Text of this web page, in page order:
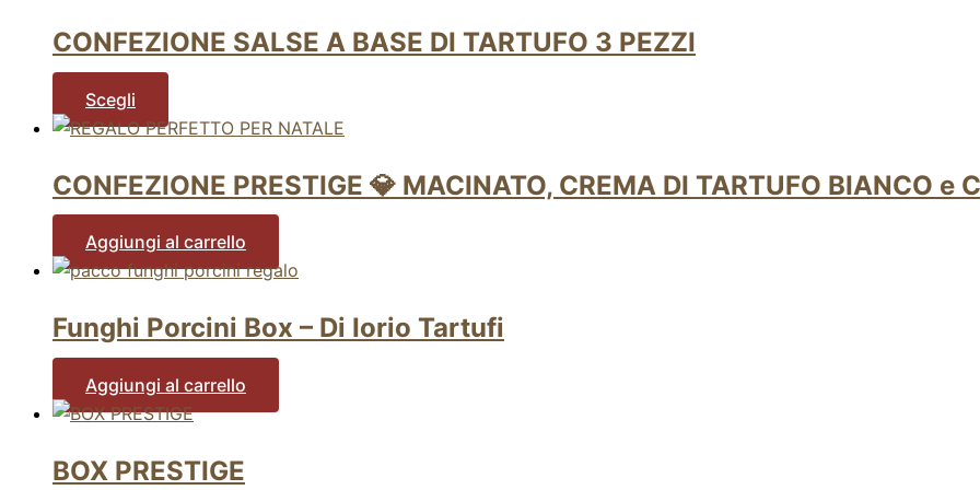
CONFEZIONE SALSE A BASE DI TARTUFO 3 PEZZI
Scegli
CONFEZIONE PRESTIGE 💎 MACINATO, CREMA DI TARTUFO BIANCO e
Aggiungi al carrello
Funghi Porcini Box – Di Iorio Tartufi
Aggiungi al carrello
BOX PRESTIGE